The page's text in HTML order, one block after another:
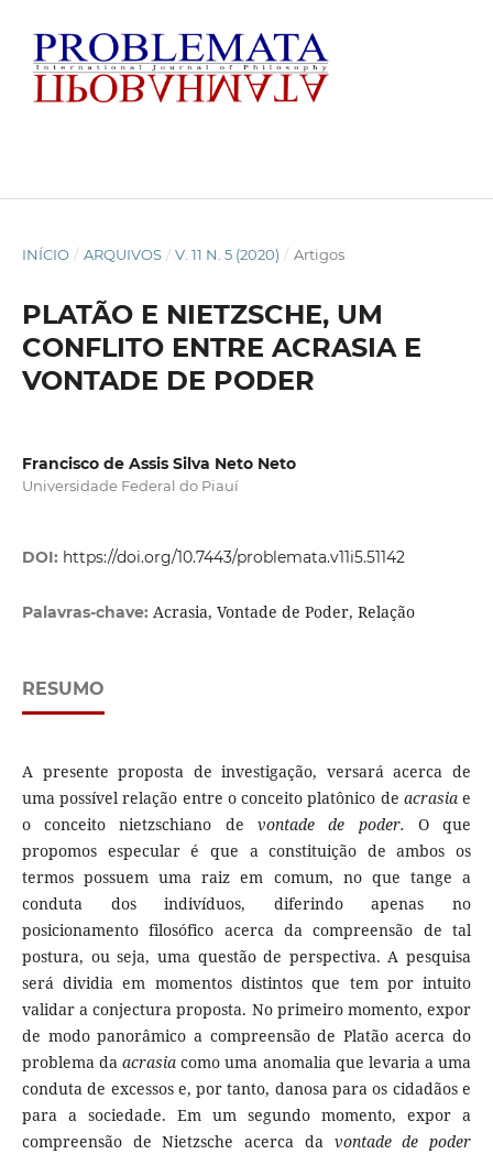
INÍCIO / ARQUIVOS / V. 11 N. 5 (2020) / Artigos
PLATÃO E NIETZSCHE, UM
CONFLITO ENTRE ACRASIA E
VONTADE DE PODER
Francisco de Assis Silva Neto Neto
Universidade Federal do Piauí
DOI: https://doi.org/10.7443/problemata.v11i5.51142
Palavras-chave: Acrasia, Vontade de Poder, Relação
RESUMO
A presente proposta de investigação, versará acerca de
uma possível relação entre o conceito platônico de acrasiae
o conceito nietzschiano de vontade de poder. O que
propomos especular é que a constituição de ambos os
termos possuem uma raiz em comum, no que tange a
conduta dos indivíduos, diferindo apenas no
posicionamento filosófico acerca da compreensão de tal
postura, ou seja, uma questão de perspectiva. A pesquisa
será dividia em momentos distintos que tem por intuito
validar a conjectura proposta. No primeiro momento, expor
de modo panorâmico a compreensão de Platão acerca do
problema daacrasiacomo uma anomalia que levaria a uma
conduta de excessos e, por tanto, danosa para os cidadãos e
para a sociedade. Em um segundo momento, expor a
compreensão de Nietzsche acerca da vontade de poder